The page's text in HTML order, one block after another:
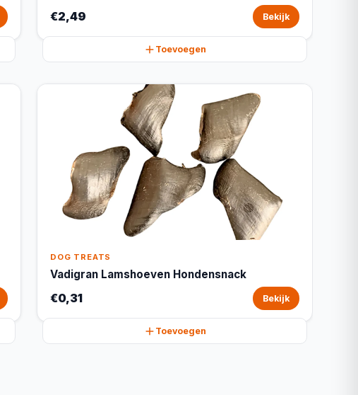
€2,49 Bekijk
Toevoegen
DOG TREATS
Vadigran Lamshoeven Hondensnack
€0,31 Bekijk
Toevoegen